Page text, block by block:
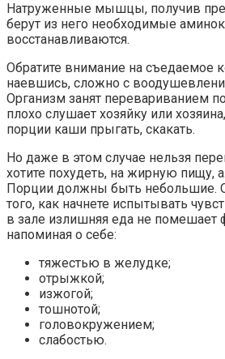
Натруженные мышцы, получив
берут из него необходимые
восстанавливаются.
Обратите внимание на съедаемое
наевшись, сложно с
Организм занят перевариванием
плохо слушает хозяйку или
порции каши прыгать, скакать.
Но даже в этом случае нельзя
хотите похудеть, на жирную пищу,
Порции должны быть небольшие.
того, как начнете испытывать
в зале излишняя еда не помешает
напоминая о себе:
тяжестью в желудке;
отрыжкой;
изжогой;
тошнотой;
головокружением;
слабостью.